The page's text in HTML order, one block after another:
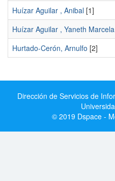
Huízar Aguilar , Anibal [1]
Huízar Aguilar , Yaneth Marcela
Hurtado-Cerón, Arnulfo [2]
Dirección de Servicios de
© 2019 Dspace -